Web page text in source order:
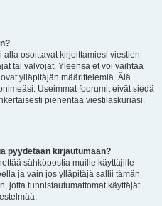
alla osoittavat kirjoittamiesi viestien
tai valvojat. Yleensä et voi vaihtaa
ylläpitäjän määrittelemiä. Älä
Useimmat foorumit eivät siedä
pienentää viestilaskuriasi.
pyydetään kirjautumaan?
sähköpostia muille käyttäjille
ja vain jos ylläpitäjä sallii tämän
jotta tunnistautumattomat käyttäjät